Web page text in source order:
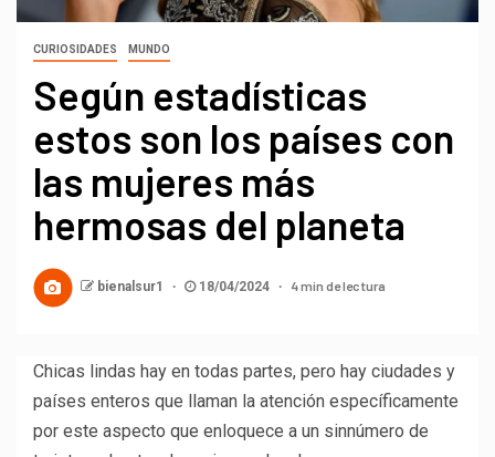
CURIOSIDADES MUNDO
Según estadísticas
estos son los países con
las mujeres más
hermosas del planeta
bienalsur1 18/04/2024 4 min de lectura
Chicas lindas hay en todas partes, pero hay ciudades y
países enteros que llaman la atención específicamente
por este aspecto que enloquece a un sinnúmero de